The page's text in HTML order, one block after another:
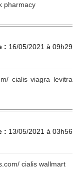
pharmacy
: 16/05/2021 à 09h29
cialis viagra levitra
: 13/05/2021 à 03h56
cialis wallmart